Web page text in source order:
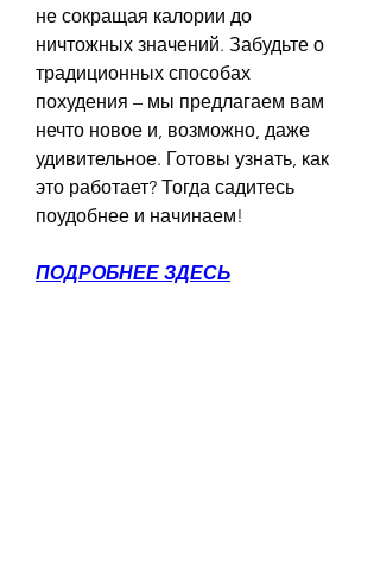
не сокращая калории до
ничтожных значений. Забудьте о
традиционных способах
похудения – мы предлагаем вам
нечто новое и, возможно, даже
удивительное. Готовы узнать, как
это работает? Тогда садитесь
поудобнее и начинаем!
ПОДРОБНЕЕ ЗДЕСЬ